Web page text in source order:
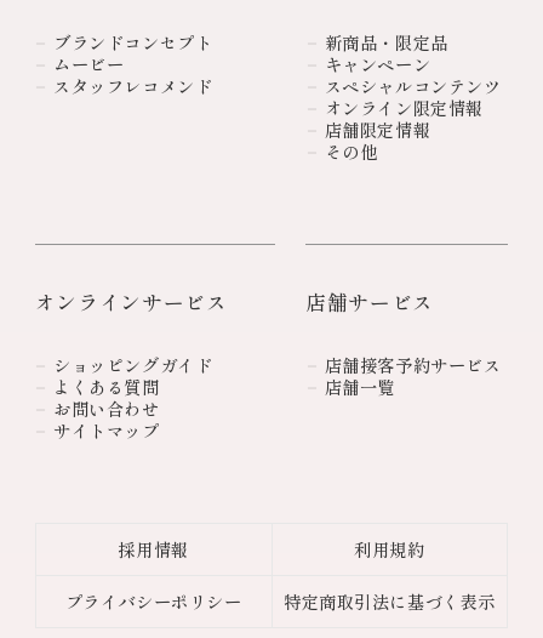
ブランドコンセプト
ムービー
スタッフレコメンド
新商品・限定品
キャンペーン
スペシャルコンテンツ
オンライン限定情報
店舗限定情報
その他
オンラインサービス
ショッピングガイド
よくある質問
お問い合わせ
サイトマップ
店舗サービス
店舗接客予約サービス
店舗一覧
採用情報
プライバシーポリシー
利用規約
特定商取引法に基づく表示